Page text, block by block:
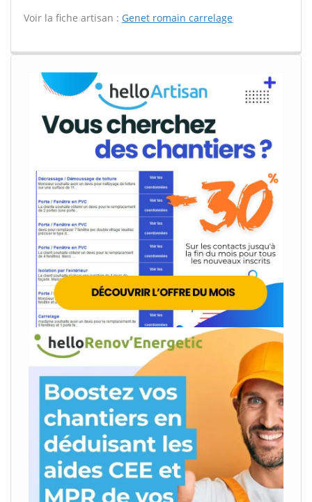
Voir la fiche artisan : Genet romain carrelage